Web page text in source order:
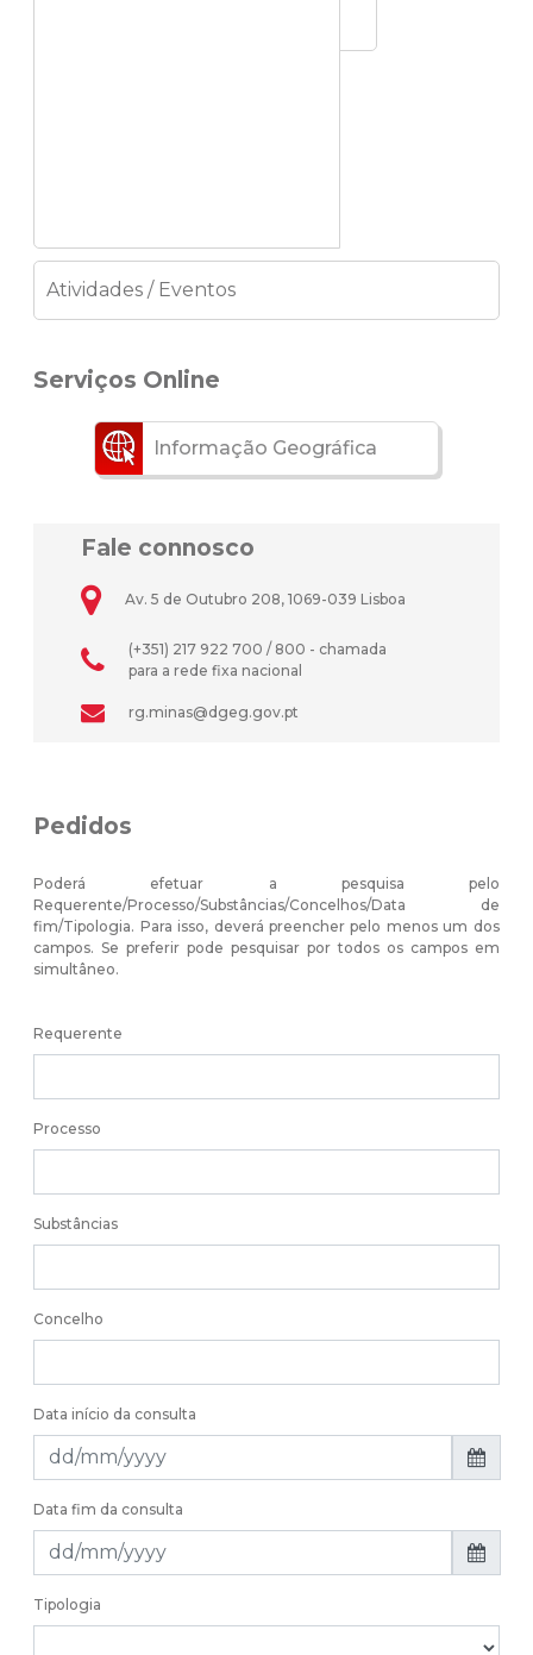
Atividades / Eventos
Serviços Online
Informação Geográfica
Fale connosco
Av. 5 de Outubro 208, 1069-039 Lisboa
(+351) 217 922 700 / 800 - chamada
para a rede fixa nacional
rg.minas@dgeg.gov.pt
Pedidos
Poderá efetuar a pesquisa pelo
Requerente/Processo/Substâncias/Concelhos/Data de
fim/Tipologia. Para isso, deverá preencher pelo menos um dos
campos. Se preferir pode pesquisar por todos os campos em
simultâneo.
Requerente
Processo
Substâncias
Concelho
Data início da consulta
Data fim da consulta
Tipologia